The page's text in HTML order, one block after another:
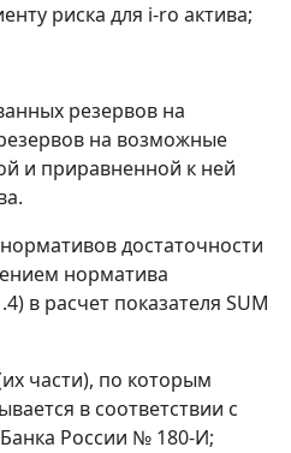
риска для i-ro актива;
резервов на
на возможные
и приравненной к ней
достаточности
норматива
в расчет показателя SUM
части), по которым
в соответствии с
России № 180-И;